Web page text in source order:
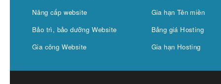
Nâng cấp website
Bảo trì, bảo dưỡng Website
Gia công Website
Gia hạn Tên miền
Bảng giá Hosting
Gia hạn Hosting